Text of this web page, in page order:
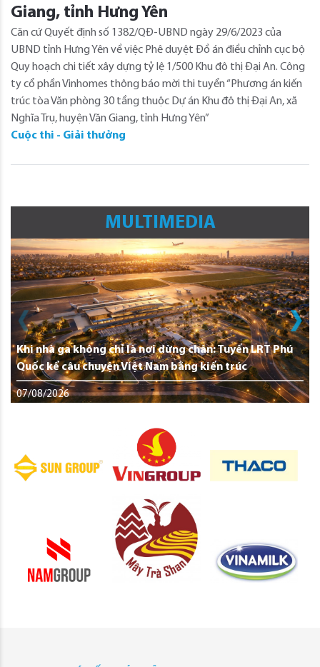
Giang, tỉnh Hưng Yên
Căn cứ Quyết định số 1382/QĐ-UBND ngày 29/6/2023 của
UBND tỉnh Hưng Yên về việc Phê duyệt Đồ án điều chỉnh cục bộ
Quy hoạch chi tiết xây dựng tỷ lệ 1/500 Khu đô thị Đại An. Công
ty cổ phần Vinhomes thông báo mời thi tuyển “Phương án kiến
trúc tòa Văn phòng 30 tầng thuộc Dự án Khu đô thị Đại An, xã
Nghĩa Trụ, huyện Văn Giang, tỉnh Hưng Yên”
Cuộc thi - Giải thưởng
MULTIMEDIA
Khi nhà ga không chỉ là nơi dừng chân: Tuyến LRT Phú
Quốc kể câu chuyện Việt Nam bằng kiến trúc
07/08/2026